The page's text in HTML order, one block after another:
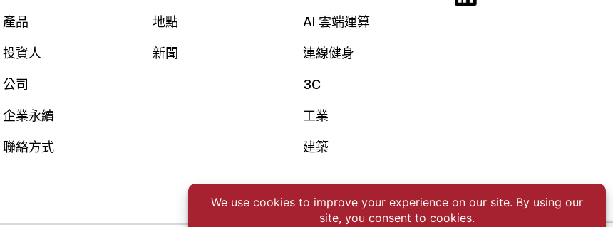
產品
投資人
公司
企業永續
聯絡方式
地點
新聞
AI 雲端運算
連線健身
3C
工業
建築